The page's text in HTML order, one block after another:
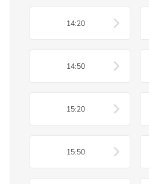
14:20
14:50
15:20
15:50